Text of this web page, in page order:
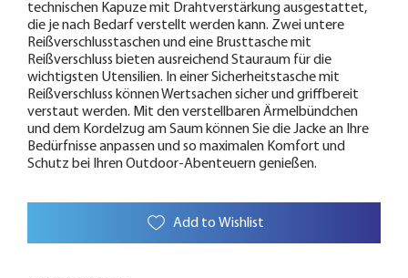
technischen Kapuze mit Drahtverstärkung ausgestattet,
die je nach Bedarf verstellt werden kann. Zwei untere
Reißverschlusstaschen und eine Brusttasche mit
Reißverschluss bieten ausreichend Stauraum für die
wichtigsten Utensilien. In einer Sicherheitstasche mit
Reißverschluss können Wertsachen sicher und griffbereit
verstaut werden. Mit den verstellbaren Ärmelbündchen
und dem Kordelzug am Saum können Sie die Jacke an Ihre
Bedürfnisse anpassen und so maximalen Komfort und
Schutz bei Ihren Outdoor-Abenteuern genießen.
Add to Wishlist